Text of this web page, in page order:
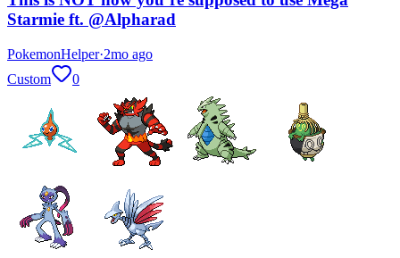
Starmie ft. @Alpharad
PokemonHelper·2mo ago
Custom
0